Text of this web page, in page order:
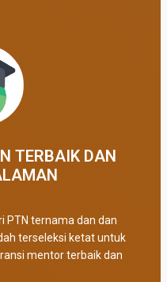
TERBAIK DAN
PTN ternama dan dan
terseleksi ketat untuk
mentor terbaik dan